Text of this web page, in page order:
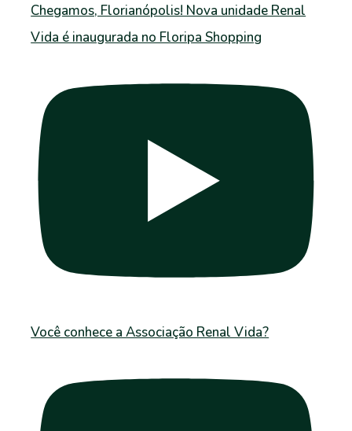
Chegamos, Florianópolis! Nova unidade Renal
Vida é inaugurada no Floripa Shopping
Você conhece a Associação Renal Vida?